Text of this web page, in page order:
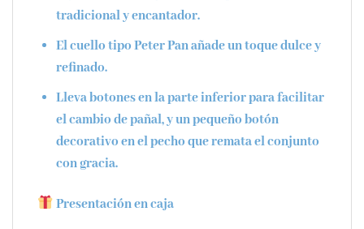
tradicional y encantador.
El cuello tipoPeter Panañade un toque dulce y
refinado.
Lleva botones en la parte inferior para facilitar
el cambio de pañal, y un pequeño botón
decorativo en el pecho que remata el conjunto
con gracia.
Presentación en caja